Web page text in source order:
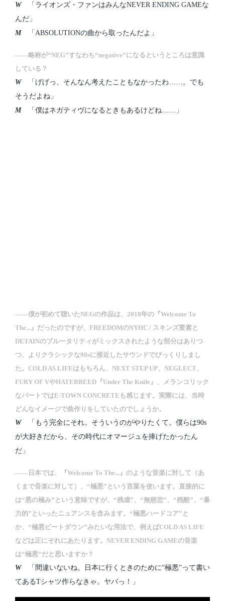
W「ライオンズ・ファンはみんなNEVER ENDING GAMEな
んだ」
M「ABSOLUTIONの曲から取ったんだよ」
――略称が“NEG”すなわち“negative”になるというところは意識
している？
W「げげっ、そんなん考えたこともなかったわ……。でも
そうだよね」
M「僕はネガティヴになるときもあるけどね……」
――僕が初めて聴いたNEGの作品は、2018年の『Welcome To
The...』だったのですが、FREEDOMのNYHC / スキンズ要素と
DETAINのブルータリティがミックスされたような部分はありつ
つ、よりクラシックな90sに接近したサウンドでびっくりしまし
た。COLD AS LIFEはもちろん、NEXT STEP UP、NEGLECT、
FURY OF VやHATEBREED『Under The Knife』、メランコリック
なパートではE-TOWN CONCRETEも感じます。実際には、当時
どんなイメージで曲作りをしていたのでしょうか。
W「もう完全にそれ。そういうのがやりたくて。僕らは90s
が大好きだから、その時代にオマージュを捧げたかったん
だ」
――日本では、『Welcome To The...』のような音楽に対して（あ
くまで音楽に対して）、“極悪”という言葉を使います。直接的に
は“悪の極み”という意味ですが、“残虐”、“無慈悲”、“残酷”、“暴
力的”といったニュアンスを含みます。“極悪ハードコア”と
か、“極悪ビートダウン”みたいな用法で、例えばCOLD AS LIFE
などは正にそれにあたります。NEVER ENDING GAMEの音楽
は“極悪”だと思いますか？
W「間違いないね。日本に行くときのために“極悪”って書い
てあるTシャツ作らなきゃ。ヤバっ！」